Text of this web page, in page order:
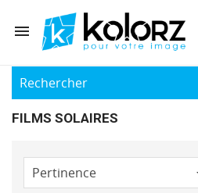

FILMS SOLAIRES
Pertinence